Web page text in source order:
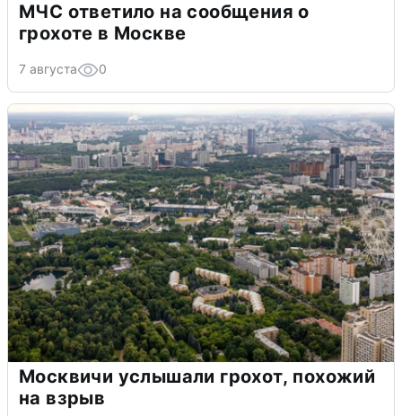
МЧС ответило на сообщения о
грохоте в Москве
7 августа 0
Москвичи услышали грохот, похожий
на взрыв